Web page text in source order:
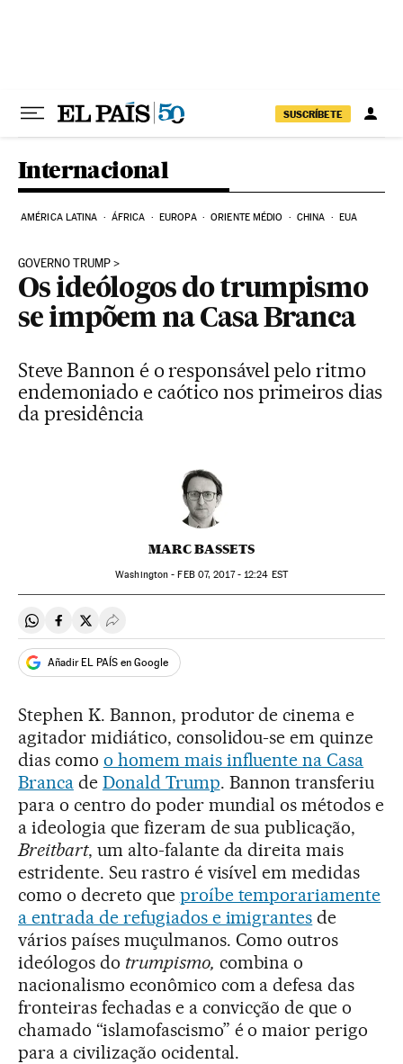
SUSCRÍBETE
Internacional
AMÉRICA LATINA ÁFRICA EUROPA ORIENTE MÉDIO CHINA EUA
GOVERNO TRUMP
Os ideólogos do trumpismo
se impõem na Casa Branca
Steve Bannon é o responsável pelo ritmo
endemoniado e caótico nos primeiros dias
da presidência
MARC BASSETS
Washington -FEB07, 2017 - 12:24 EST
Compartir en Whatsapp
Compartir en Facebook
Compartir en Twitter
Desplegar Redes Sociales
Añadir EL PAÍS en Google
Stephen K. Bannon, produtor de cinema e
agitador midiático, consolidou-se em quinze
dias como o homem mais influente na Casa
Brancade Donald Trump. Bannon transferiu
para o centro do poder mundial os métodos e
a ideologia que fizeram de sua publicação,
Breitbart, um alto-falante da direita mais
estridente. Seu rastro é visível em medidas
como o decreto que proíbe temporariamente
a entrada de refugiados e imigrantes de
vários países muçulmanos. Como outros
ideólogos do trumpismo, combina o
nacionalismo econômico com a defesa das
fronteiras fechadas e a convicção de que o
chamado “islamofascismo” é o maior perigo
para a civilização ocidental.